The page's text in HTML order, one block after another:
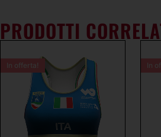
PRODOTTI
In offerta! In